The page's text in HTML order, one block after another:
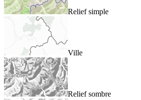
Relief simple
Ville
Relief sombre